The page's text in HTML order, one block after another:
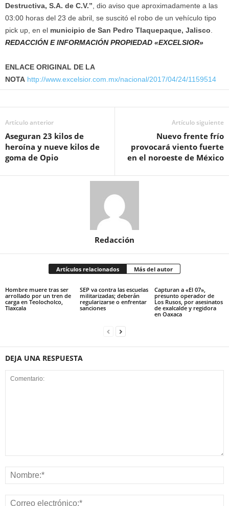
Destructiva, S.A. de C.V.” , dio aviso que aproximadamente a las
03:00 horas del 23 de abril, se suscitó el robo de un vehículo tipo
pick up, en el municipio de San Pedro Tlaquepaque, Jalisco
REDACCIÓN E INFORMACIÓN PROPIEDAD «EXCELSIOR»
ENLACE ORIGINAL DE LA
NOTA http://www.excelsior.com.mx/nacional/2017/04/24/1159514
Artículo anterior
Aseguran 23 kilos de
heroína y nueve kilos de
goma de Opio
Artículo siguiente
Nuevo frente frío
provocará viento fuerte
en el noroeste de México
Redacción
Artículos relacionados Más del autor
Hombre muere tras ser
arrollado por un tren de
carga en Teolocholco,
Tlaxcala
SEP va contra las escuelas
militarizadas; deberán
regularizarse o enfrentar
sanciones
Capturan a «El 07»,
presunto operador de
Los Rusos, por asesinatos
de exalcalde y regidora
en Oaxaca
DEJA UNA RESPUESTA